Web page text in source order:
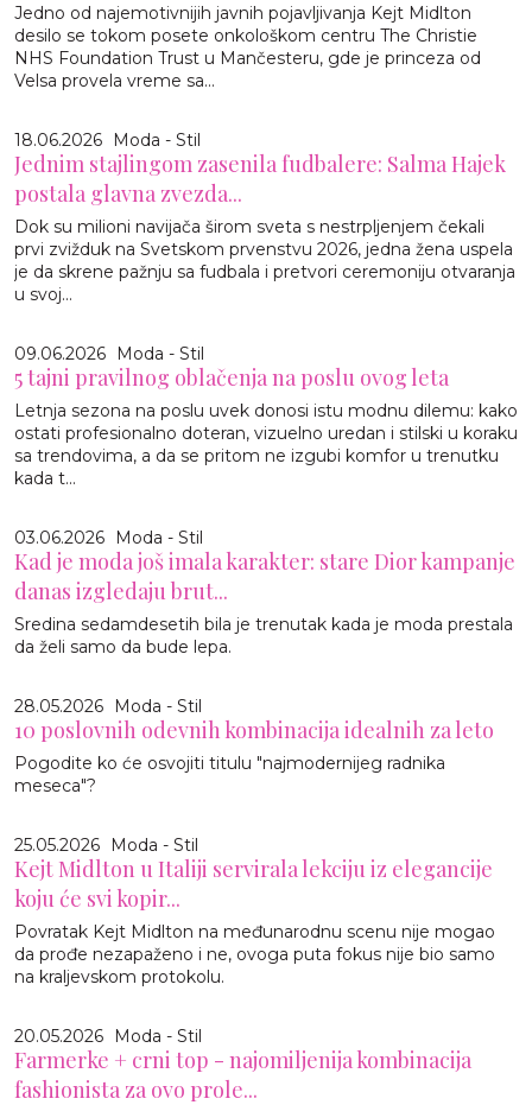
Jedno od najemotivnijih javnih pojavljivanja Kejt Midlton
desilo se tokom posete onkološkom centru The Christie
NHS Foundation Trust u Mančesteru, gde je princeza od
Velsa provela vreme sa...
18.06.2026 Moda - Stil
Jednim stajlingom zasenila fudbalere: Salma Hajek
postala glavna zvezda...
Dok su milioni navijača širom sveta s nestrpljenjem čekali
prvi zvižduk na Svetskom prvenstvu 2026, jedna žena uspela
je da skrene pažnju sa fudbala i pretvori ceremoniju otvaranja
u svoj...
09.06.2026 Moda - Stil
5 tajni pravilnog oblačenja na poslu ovog leta
Letnja sezona na poslu uvek donosi istu modnu dilemu: kako
ostati profesionalno doteran, vizuelno uredan i stilski u koraku
sa trendovima, a da se pritom ne izgubi komfor u trenutku
kada t...
03.06.2026 Moda - Stil
Kad je moda još imala karakter: stare Dior kampanje
danas izgledaju brut...
Sredina sedamdesetih bila je trenutak kada je moda prestala
da želi samo da bude lepa.
28.05.2026 Moda - Stil
10 poslovnih odevnih kombinacija idealnih za leto
Pogodite ko će osvojiti titulu "najmodernijeg radnika
meseca"?
25.05.2026 Moda - Stil
Kejt Midlton u Italiji servirala lekciju iz elegancije
koju će svi kopir...
Povratak Kejt Midlton na međunarodnu scenu nije mogao
da prođe nezapaženo i ne, ovoga puta fokus nije bio samo
na kraljevskom protokolu.
20.05.2026 Moda - Stil
Farmerke + crni top - najomiljenija kombinacija
fashionista za ovo prole...